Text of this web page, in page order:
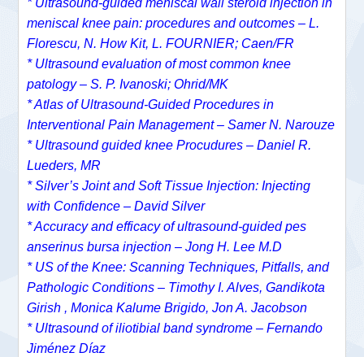
meniscal knee pain: procedures and outcomes – L.
Florescu, N. How Kit, L. FOURNIER; Caen/FR
* Ultrasound evaluation of most common knee
patology – S. P. Ivanoski; Ohrid/MK
* Atlas of Ultrasound-Guided Procedures in
Interventional Pain Management – Samer N. Narouze
* Ultrasound guided knee Procudures – Daniel R.
Lueders, MR
* Silver’s Joint and Soft Tissue Injection: Injecting
with Confidence – David Silver
* Accuracy and efficacy of ultrasound-guided pes
anserinus bursa injection – Jong H. Lee M.D
* US of the Knee: Scanning Techniques, Pitfalls, and
Pathologic Conditions – Timothy I. Alves, Gandikota
Girish , Monica Kalume Brigido, Jon A. Jacobson
* Ultrasound of iliotibial band syndrome – Fernando
Jiménez Díaz